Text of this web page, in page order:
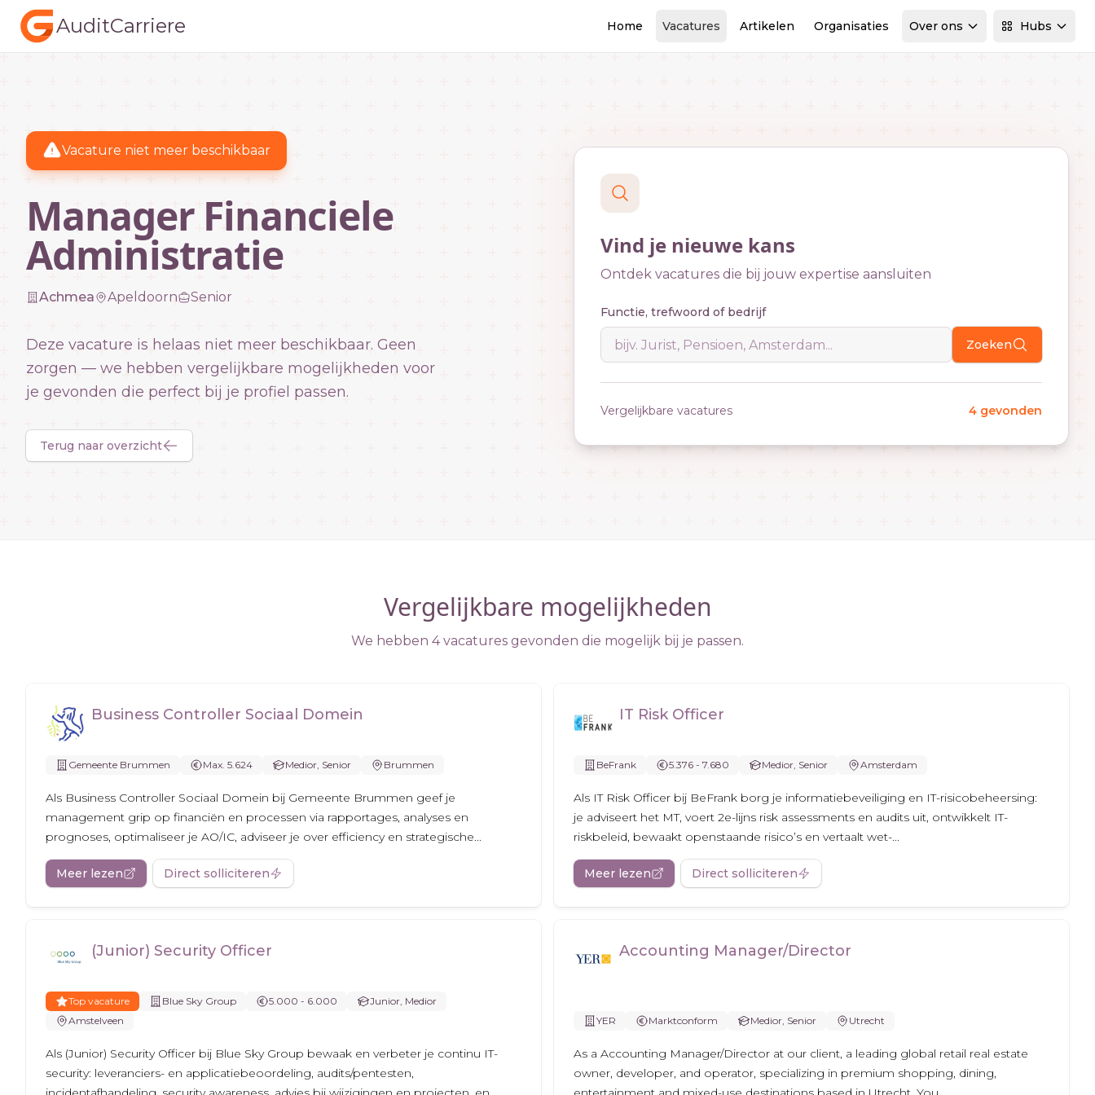
AuditCarriere Home Vacatures Artikelen Organisaties Over ons Hubs
Vacature niet meer beschikbaar
Manager Financiele
Administratie
Achmea Apeldoorn Senior
Deze vacature is helaas niet meer beschikbaar. Geen
zorgen — we hebben vergelijkbare mogelijkheden voor
je gevonden die perfect bij je profiel passen.
Terug naar overzicht
Vind je nieuwe kans
Ontdek vacatures die bij jouw expertise aansluiten
Functie, trefwoord of bedrijf
Zoeken
Vergelijkbare vacatures 4 gevonden
Vergelijkbare mogelijkheden
We hebben 4 vacatures gevonden die mogelijk bij je passen.
Business Controller Sociaal Domein
Gemeente Brummen Max. 5.624 Medior, Senior Brummen
Als Business Controller Sociaal Domein bij Gemeente Brummen geef je
management grip op financiën en processen via rapportages, analyses en
prognoses, optimaliseer je AO/IC, adviseer je over efficiency en strategische...
Meer lezen Direct solliciteren
IT Risk Officer
BeFrank 5.376 - 7.680 Medior, Senior Amsterdam
Als IT Risk Officer bij BeFrank borg je informatiebeveiliging en IT-risicobeheersing:
je adviseert het MT, voert 2e-lijns risk assessments en audits uit, ontwikkelt IT-
riskbeleid, bewaakt openstaande risico’s en vertaalt wet-...
Meer lezen Direct solliciteren
(Junior) Security Officer
Top vacature Blue Sky Group 5.000 - 6.000
Junior, Medior
Amstelveen
Als (Junior) Security Officer bij Blue Sky Group bewaak en verbeter je continu IT-
security: leveranciers- en applicatiebeoordeling, audits/pentesten,
Accounting Manager/Director
YER Marktconform Medior, Senior Utrecht
As a Accounting Manager/Director at our client, a leading global retail real estate
owner, developer, and operator, specializing in premium shopping, dining,